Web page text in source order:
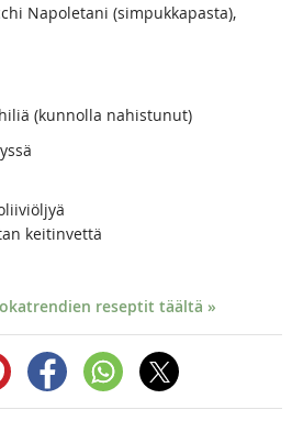
Napoletani (simpukkapasta),
(kunnolla nahistunut)
keitinvettä
reseptit täältä »